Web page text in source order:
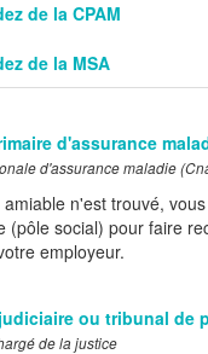
de la CPAM
de la MSA
d'assurance
d'assurance maladie
n'est trouvé,
(pôle social) pour faire
employeur.
ou tribunal de
de la justice